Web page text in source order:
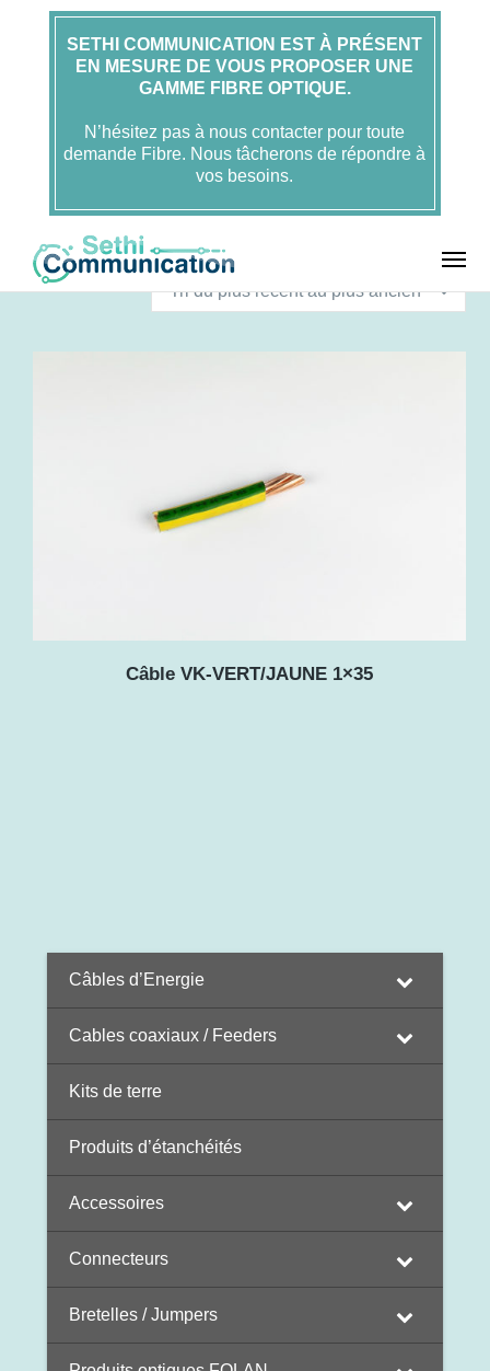
SETHI COMMUNICATION EST À PRÉSENT
EN MESURE DE VOUS PROPOSER UNE
GAMME FIBRE OPTIQUE.
N’hésitez pas à nous contacter pour toute
demande Fibre. Nous tâcherons de répondre à
vos besoins.
Voici le seul résultat
Tri du plus récent au plus ancien
Câble VK-VERT/JAUNE 1×35
Câbles d’Energie
Cables coaxiaux / Feeders
Kits de terre
Produits d’étanchéités
Accessoires
Connecteurs
Bretelles / Jumpers